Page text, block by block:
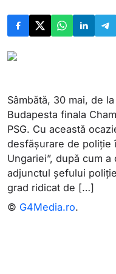
Sâmbătă, 30 mai, de
Budapesta finala
PSG. Cu această
desfășurare de poliție
Ungariei”, după cum
adjunctul șefului
grad ridicat de […]
© G4Media.ro.